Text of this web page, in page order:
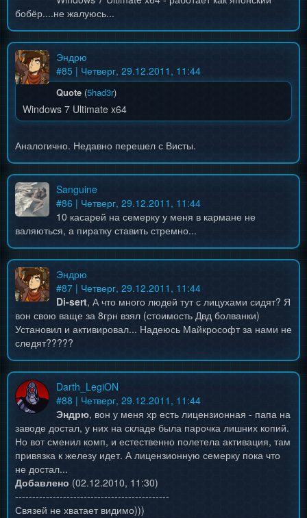
бобёр....не жалуюсь...
Эндрю
#85 | Четверг, 29.12.2011, 11:44
Quote (5had3r)
Windows 7 Ultimate x64
Аналогично. Недавно перешел с Висты.
Sanguine
#86 | Четверг, 29.12.2011, 11:44
10 касарей на семерку у меня в кармане не
валяються, а пиратку ставить стремно...
Эндрю
#87 | Четверг, 29.12.2011, 11:44
Di-sert, А что много людей тут с лицухами сидят? Я
вон свою ваще за 8грн взял (стоимость Двд болванки)
Установил и активировал... Надеюсь Майкрософт за нами не
следят?????
Darth_LegiON
#88 | Четверг, 29.12.2011, 11:44
Эндрю, вон у меня хр есть лицензионная - папа на
заводе достал, у них на складе была парочка лишних копий.
Но вот сменил комп, и естественно полетела активация, там
привязка к железу идет. А лицензионную семерку пока что
не достал...
Добавлено (02.12.2010, 11:30)
---------------------------------------------
Связей не хватает видимо)))